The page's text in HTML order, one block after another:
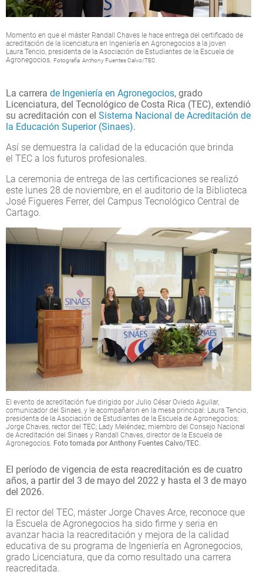
Momento en que el máster Randall Chaves le hace entrega del certificado de
acreditación de la licenciatura en Ingeniería en Agronegocios a la joven
Laura Tencio, presidenta de la Asociación de Estudiantes de la Escuela de
Agronegocios. Fotografía Anthony Fuentes Calvo/TEC.
La carrera de Ingeniería en Agronegocios, grado
Licenciatura, del Tecnológico de Costa Rica (TEC), extendió
su acreditación con el Sistema Nacional de Acreditación de
la Educación Superior (Sinaes).
Así se demuestra la calidad de la educación que brinda
el TEC a los futuros profesionales.
La ceremonia de entrega de las certificaciones se realizó
este lunes 28 de noviembre, en el auditorio de la Biblioteca
José Figueres Ferrer, del Campus Tecnológico Central de
Cartago.
El evento de acreditación fue dirigido por Julio César Oviedo Aguilar,
comunicador del Sinaes, y le acompañaron en la mesa principal: Laura Tencio,
presidenta de la Asociación de Estudiantes de la Escuela de Agronegocios;
Jorge Chaves, rector del TEC; Lady Meléndez, miembro del Consejo Nacional
de Acreditación del Sinaes y Randall Chaves, director de la Escuela de
Agronegocios. Foto tomada por Anthony Fuentes Calvo/TEC.
El período de vigencia de esta reacreditación es de cuatro
años, a partir del 3 de mayo del 2022 y hasta el 3 de mayo
del 2026.
El rector del TEC, máster Jorge Chaves Arce, reconoce que
la Escuela de Agronegocios ha sido firme y seria en
avanzar hacia la reacreditación y mejora de la calidad
educativa de su programa de Ingeniería en Agronegocios,
grado Licenciatura, que da como resultado una carrera
reacreditada.